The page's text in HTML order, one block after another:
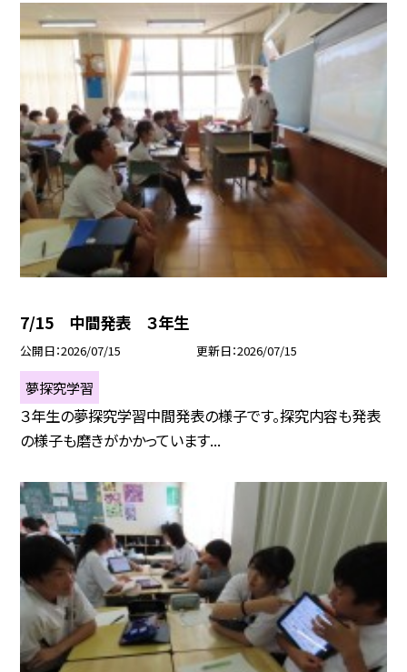
7/15 中間発表 ３年生
公開日 2026/07/15 更新日 2026/07/15
夢探究学習
３年生の夢探究学習中間発表の様子です。探究内容も発表
の様子も磨きがかかっています...